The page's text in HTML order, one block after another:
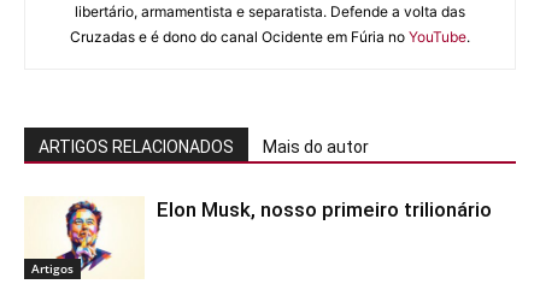
libertário, armamentista e separatista. Defende a volta das
Cruzadas e é dono do canal Ocidente em Fúria no YouTube.
ARTIGOS RELACIONADOS Mais do autor
Artigos
Elon Musk, nosso primeiro trilionário